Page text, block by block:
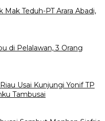
Teduh-PT Arara Abadi,
di Pelalawan, 3 Orang
Usai Kunjungi Yonif TP
Tambusai